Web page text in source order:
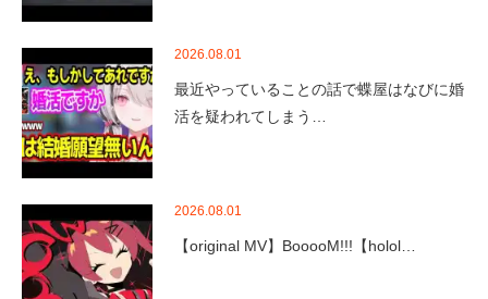
2026.08.01
最近やっていることの話で蝶屋はなびに婚
活を疑われてしまう…
2026.08.01
【original MV】BooooM!!!【holol…